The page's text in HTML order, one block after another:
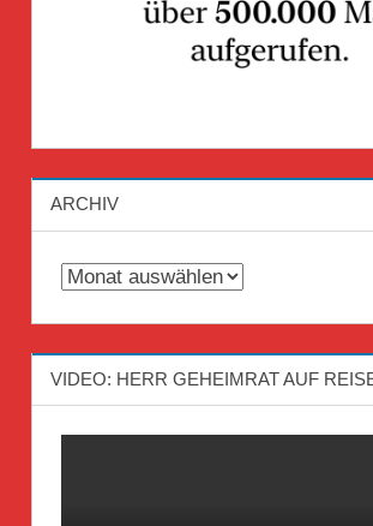
ARCHIV
Archiv
VIDEO: HERR GEHEIMRAT AUF